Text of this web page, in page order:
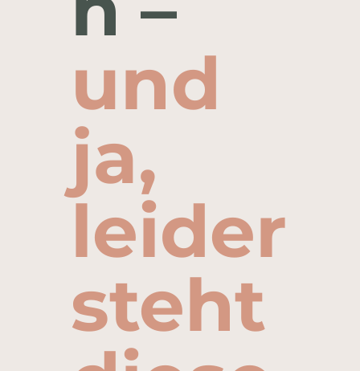
und
ja,
leider
steht